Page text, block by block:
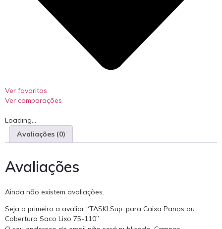
Ver favoritos
Ver comparações
Loading...
Avaliações (0)
Avaliações
Ainda não existem avaliações.
Seja o primeiro a avaliar “TASKI Sup. para Caixa Panos ou
Cobertura Saco Lixo 75-110”